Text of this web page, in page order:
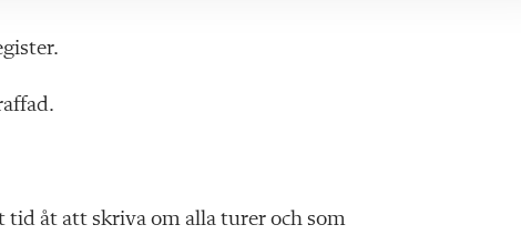
tid åt att skriva om alla turer och som